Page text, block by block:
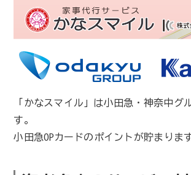
「かなスマイル」は小田急・神奈中グ
す。
小田急OPカードのポイントが貯まりま